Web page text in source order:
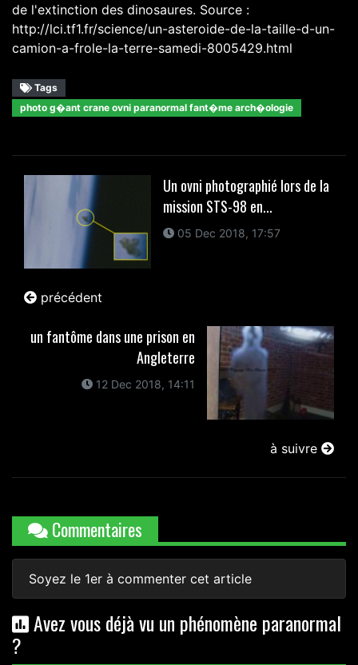
de l'extinction des dinosaures. Source :
http://lci.tf1.fr/science/un-asteroide-de-la-taille-d-un-
camion-a-frole-la-terre-samedi-8005429.html
Tags
photo g�ant crane ovni paranormal fant�me arch�ologie
Un ovni photographié lors de la
mission STS-98 en...
05 Dec 2018, 17:57
précédent
un fantôme dans une prison en
Angleterre
12 Dec 2018, 14:11
à suivre
Commentaires
Soyez le 1er à commenter cet article
Avez vous déjà vu un phénomène paranormal
?